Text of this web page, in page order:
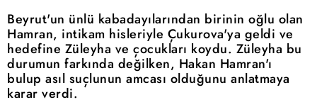
Beyrut'un ünlü kabadayılarından birinin oğlu olan
Hamran, intikam hisleriyle Çukurova'ya geldi ve
hedefine Züleyha ve çocukları koydu. Züleyha bu
durumun farkında değilken, Hakan Hamran'ı
bulup asıl suçlunun amcası olduğunu anlatmaya
karar verdi.